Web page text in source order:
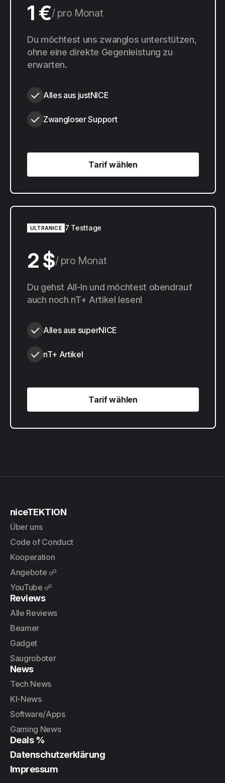
1 € pro Monat
10 € pro Jahr
Du möchtest uns zwanglos unterstützen,
ohne eine direkte Gegenleistung zu
erwarten.
Alles aus justNICE
Zwangloser Support
Tarif wählen
Tarif wählen
ULTRANICE 7 Testtage
2 $ pro Monat
20 $ pro Jahr
Du gehst All-In und möchtest obendrauf
auch noch nT+ Artikel lesen!
Alles aus superNICE
nT+ Artikel
Tarif wählen
Tarif wählen
niceTEKTION
Über uns
Code of Conduct
Kooperation
Angebote ☍
YouTube ☍
Reviews
Alle Reviews
Beamer
Gadget
Saugroboter
News
Tech News
KI-News
Software/Apps
Gaming News
Deals %
Datenschutzerklärung
Impressum